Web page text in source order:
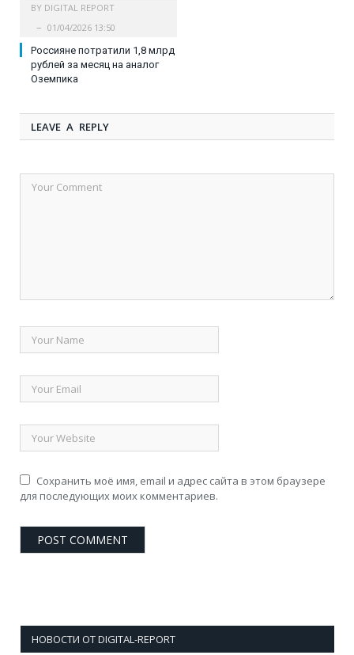
BY DIGITAL REPORT
01/04/2026 13:50
Россияне потратили 1,8 млрд
рублей за месяц на аналог
Оземпика
LEAVE A REPLY
Сохранить моё имя, email и адрес сайта в этом браузере
для последующих моих комментариев.
НОВОСТИ ОТ DIGITAL-REPORT